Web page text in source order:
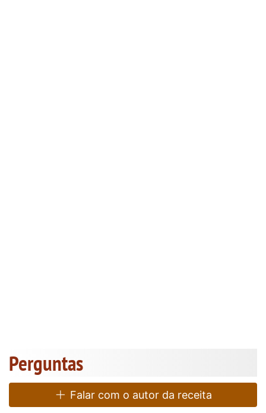
Perguntas
Falar com o autor da receita